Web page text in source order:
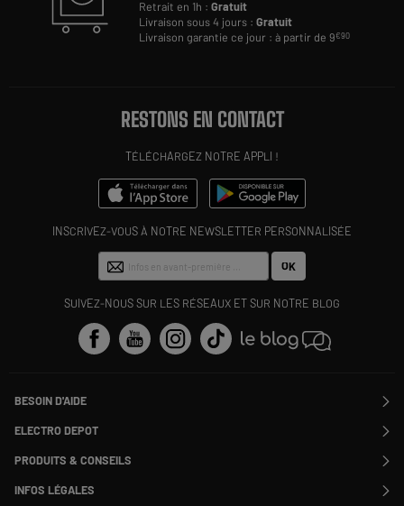
Retrait en 1h :Gratuit
Livraison sous 4 jours :Gratuit
Livraison garantie ce jour : à partir de 9€90
RESTONS EN CONTACT
TÉLÉCHARGEZ NOTRE APPLI !
INSCRIVEZ-VOUS À NOTRE NEWSLETTER PERSONNALISÉE
OK
SUIVEZ-NOUS SUR LES RÉSEAUX ET SUR NOTRE BLOG
BESOIN D'AIDE
Contactez-nous
Suivre ma commande
Modifier ou annuler ma commande
SAV
Payer en plusieurs fois
ELECTRO DEPOT
Rejoignez-nous !
PRODUITS & CONSEILS
Nos marques
Les avis du site
INFOS LÉGALES